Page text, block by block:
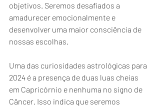
objetivos. Seremos desafiados a
amadurecer emocionalmente e
desenvolver uma maior consciência de
nossas escolhas.
Uma das curiosidades astrológicas para
2024 é a presença de duas luas cheias
em Capricórnio e nenhuma no signo de
Câncer. Isso indica que seremos